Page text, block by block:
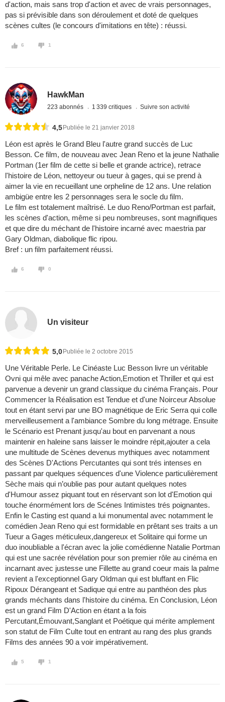
d'action, mais sans trop d'action et avec de vrais personnages,
pas si prévisible dans son déroulement et doté de quelques
scènes cultes (le concours d'imitations en tête) : réussi.
6 1
HawkMan
223 abonnés 1 339 critiques Suivre son activité
4,5 Publiée le 21 janvier 2018
Léon est après le Grand Bleu l'autre grand succès de Luc
Besson. Ce film, de nouveau avec Jean Reno et la jeune Nathalie
Portman (1er film de cette si belle et grande actrice), retrace
l'histoire de Léon, nettoyeur ou tueur à gages, qui se prend à
aimer la vie en recueillant une orpheline de 12 ans. Une relation
ambigüe entre les 2 personnages sera le socle du film.
Le film est totalement maîtrisé. Le duo Reno/Portman est parfait,
les scènes d'action, même si peu nombreuses, sont magnifiques
et que dire du méchant de l'histoire incarné avec maestria par
Gary Oldman, diabolique flic ripou.
Bref : un film parfaitement réussi.
6 0
Un visiteur
5,0 Publiée le 2 octobre 2015
Une Véritable Perle. Le Cinéaste Luc Besson livre un véritable
Ovni qui mêle avec panache Action,Emotion et Thriller et qui est
parvenue a devenir un grand classique du cinéma Français. Pour
Commencer la Réalisation est Tendue et d'une Noirceur Absolue
tout en étant servi par une BO magnétique de Eric Serra qui colle
merveilleusement a l'ambiance Sombre du long métrage. Ensuite
le Scénario est Prenant jusqu'au bout en parvenant a nous
maintenir en haleine sans laisser le moindre répit,ajouter a cela
une multitude de Scènes devenus mythiques avec notamment
des Scènes D'Actions Percutantes qui sont trés intenses en
passant par quelques séquences d'une Violence particulièrement
Sèche mais qui n’oublie pas pour autant quelques notes
d'Humour assez piquant tout en réservant son lot d'Emotion qui
touche énormément lors de Scénes Intimistes trés poignantes.
Enfin le Casting est quand a lui monumental avec notamment le
comédien Jean Reno qui est formidable en prêtant ses traits a un
Tueur a Gages méticuleux,dangereux et Solitaire qui forme un
duo inoubliable a l'écran avec la jolie comédienne Natalie Portman
qui est une sacrée révélation pour son premier rôle au cinéma en
incarnant avec justesse une Fillette au grand coeur mais la palme
revient a l'exceptionnel Gary Oldman qui est bluffant en Flic
Ripoux Dérangeant et Sadique qui entre au panthéon des plus
grands méchants dans l'histoire du cinéma. En Conclusion, Léon
est un grand Film D'Action en étant a la fois
Percutant,Émouvant,Sanglant et Poétique qui mérite amplement
son statut de Film Culte tout en entrant au rang des plus grands
Films des années 90 a voir impérativement.
5 1